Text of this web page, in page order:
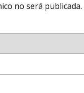
no será publicada.